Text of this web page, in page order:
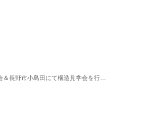
2会場同時開催！ 長野市中越にて完成見学会＆長野市小島田にて構造見学会を行います。